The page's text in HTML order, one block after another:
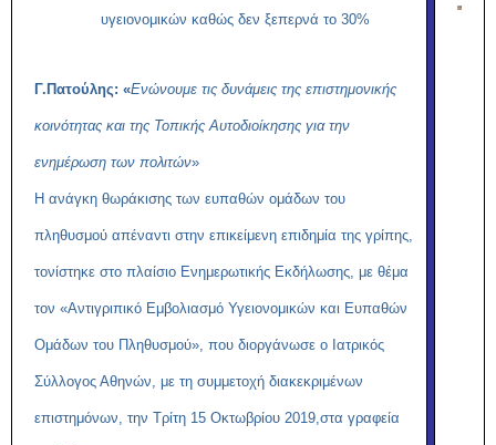
υγειονομικών καθώς δεν ξεπερνά το 30%
Γ.Πατούλης: «Ενώνουμε τις δυνάμεις της επιστημονικής
κοινότητας και της Τοπικής Αυτοδιοίκησης για την
ενημέρωση των πολιτών»
Η ανάγκη θωράκισης των ευπαθών ομάδων του
πληθυσμού απέναντι στην επικείμενη επιδημία της γρίπης,
τονίστηκε στο πλαίσιο Ενημερωτικής Εκδήλωσης, με θέμα
τον «Αντιγριπικό Εμβολιασμό Υγειονομικών και Ευπαθών
Ομάδων του Πληθυσμού», που διοργάνωσε ο Ιατρικός
Σύλλογος Αθηνών, με τη συμμετοχή διακεκριμένων
επιστημόνων, την Τρίτη 15 Οκτωβρίου 2019,στα γραφεία